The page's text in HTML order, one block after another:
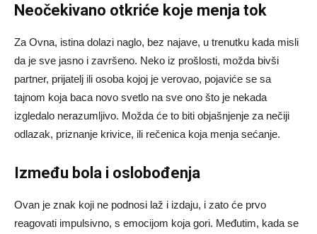
Neočekivano otkriće koje menja tok
Za Ovna, istina dolazi naglo, bez najave, u trenutku kada misli
da je sve jasno i završeno. Neko iz prošlosti, možda bivši
partner, prijatelj ili osoba kojoj je verovao, pojaviće se sa
tajnom koja baca novo svetlo na sve ono što je nekada
izgledalo nerazumljivo. Možda će to biti objašnjenje za nečiji
odlazak, priznanje krivice, ili rečenica koja menja sećanje.
Između bola i oslobođenja
Ovan je znak koji ne podnosi laž i izdaju, i zato će prvo
reagovati impulsivno, s emocijom koja gori. Međutim, kada se